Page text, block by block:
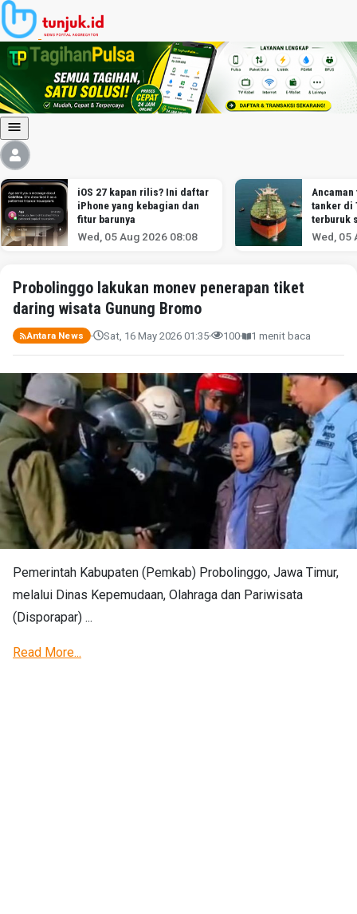
iOS 27 kapan rilis? Ini daftar
iPhone yang kebagian dan
fitur barunya
Wed, 05 Aug 2026 08:08
tanker di
terburuk
melawan
menurut
Wed, 05
Probolinggo lakukan monev penerapan tiket
daring wisata Gunung Bromo
Antara News Sat, 16 May 2026 01:35 100 1 menit baca
Pemerintah Kabupaten (Pemkab) Probolinggo, Jawa Timur,
melalui Dinas Kepemudaan, Olahraga dan Pariwisata
(Disporapar) ...
Read More...